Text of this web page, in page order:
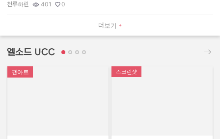
더보기
작성자:
천류하린
조회수:
401
추천수:
0
엘소드 UCC
팬아트 스크린샷